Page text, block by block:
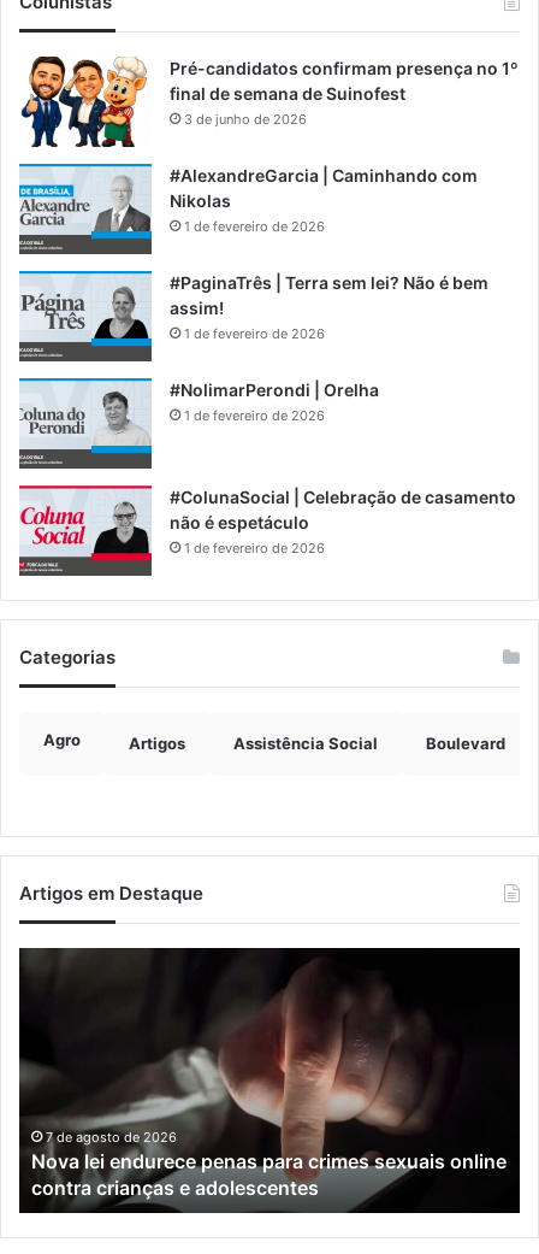
Pré-candidatos confirmam presença no 1º
final de semana de Suinofest
3 de junho de 2026
#AlexandreGarcia | Caminhando com
Nikolas
1 de fevereiro de 2026
#PaginaTrês | Terra sem lei? Não é bem
assim!
1 de fevereiro de 2026
#NolimarPerondi | Orelha
1 de fevereiro de 2026
#ColunaSocial | Celebração de casamento
não é espetáculo
1 de fevereiro de 2026
Categorias
Agro Artigos Assistência Social Boulevard
Artigos em Destaque
para
crimes
sexuais
online
contra
crianças
e
adolescentes
7 de agosto de 2026
Nova lei endurece penas para crimes sexuais online
contra crianças e adolescentes